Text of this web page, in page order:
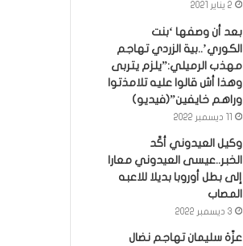
2 يناير 2021
بعد أن وصفها ‘بنت
الكوري’..بية الزردي تهاجم
مهذب الرميلي:”يلزم يتربى
وهذا أش قالوا عليه تلامذتوا
وراهم خايفين”(فيديو)
وكيل العيدوني أكّد
الخبر..عيسى العيدوني معارا
إلى بطل أوروبا بديلا للاعبه
المصاب
3 ديسمبر 2022
عزّة سليمان تهاجم نضال